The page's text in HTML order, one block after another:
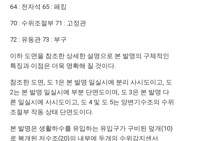
64 : 전자석 65 : 패킹
70 : 수위조절부 71 : 고정관
72 : 유동관 73 : 부구
이하 도면을 참조한 상세한 설명으로 본 발명의 구체적인
특징과 이점은 더욱 명확해 질 것이다.
참조한 도면, 도 1은 본 발명 일실시예 분리 사시도이고, 도
2는 본 발명 일실시예 부분 단면도이며, 도 3은 본 발명 다
른 일실시예 사시도이고, 도 4 및 도 5는 양변기수조의 수위
조절부 작동 상태 단면도이다.
본 발명은 생활하수를 유입하는 유입구가 구비된 덮개(10)
로 복개된 저수조(20)의 내부에 두개의 수위감지센서